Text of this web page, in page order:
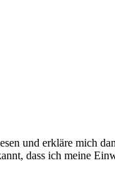
und erkläre mich
dass ich meine